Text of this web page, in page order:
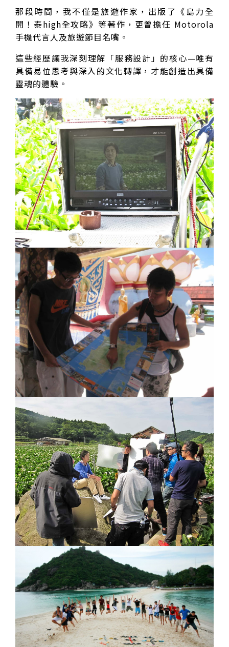
那段時間，我不僅是旅遊作家，出版了《島力全
開！泰high全攻略》等著作，更曾擔任 Motorola
手機代言人及旅遊節目名嘴。
這些經歷讓我深刻理解「服務設計」的核心—唯有
具備易位思考與深入的文化轉譯，才能創造出具備
靈魂的體驗。